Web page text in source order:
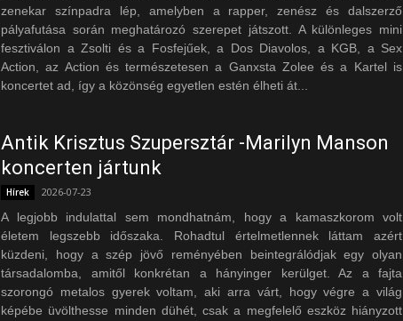
zenekar színpadra lép, amelyben a rapper, zenész és dalszerző
pályafutása során meghatározó szerepet játszott. A különleges mini
fesztiválon a Zsolti és a Fosfejűek, a Dos Diavolos, a KGB, a Sex
Action, az Action és természetesen a Ganxsta Zolee és a Kartel is
koncertet ad, így a közönség egyetlen estén élheti át...
Antik Krisztus Szupersztár -Marilyn Manson
koncerten jártunk
Hírek 2026-07-23
A legjobb indulattal sem mondhatnám, hogy a kamaszkorom volt
életem legszebb időszaka. Rohadtul értelmetlennek láttam azért
küzdeni, hogy a szép jövő reményében beintegrálódjak egy olyan
társadalomba, amitől konkrétan a hányinger kerülget. Az a fajta
szorongó metalos gyerek voltam, aki arra várt, hogy végre a világ
képébe üvölthesse minden dühét, csak a megfelelő eszköz hiányzott